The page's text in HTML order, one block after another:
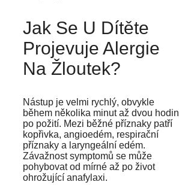
Jak Se U Dítěte
Projevuje Alergie
Na Žloutek?
Nástup je velmi rychlý, obvykle
během několika minut až dvou hodin
po požití. Mezi běžné příznaky patří
kopřivka, angioedém, respirační
příznaky a laryngeální edém.
Závažnost symptomů se může
pohybovat od mírné až po život
ohrožující anafylaxi.